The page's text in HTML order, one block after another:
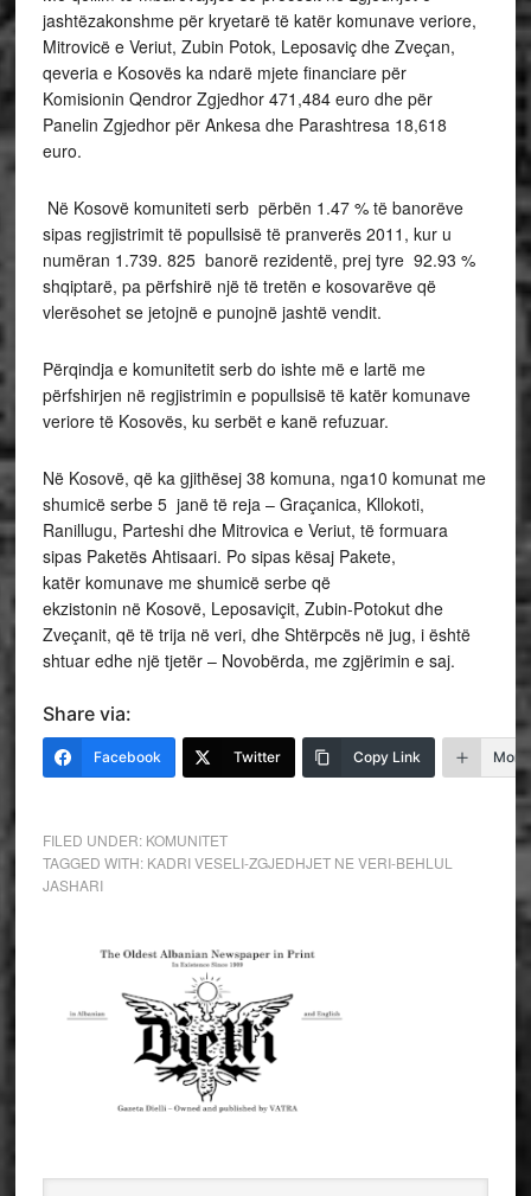
jashtëzakonshme për kryetarë të katër komunave veriore,
Mitrovicë e Veriut, Zubin Potok, Leposaviç dhe Zveçan,
qeveria e Kosovës ka ndarë mjete financiare për
Komisionin Qendror Zgjedhor 471,484 euro dhe për
Panelin Zgjedhor për Ankesa dhe Parashtresa 18,618
euro.
Në Kosovë komuniteti serb përbën 1.47 % të banorëve
sipas regjistrimit të popullsisë të pranverës 2011, kur u
numëran 1.739. 825 banorë rezidentë, prej tyre 92.93 %
shqiptarë, pa përfshirë një të tretën e kosovarëve që
vlerësohet se jetojnë e punojnë jashtë vendit.
Përqindja e komunitetit serb do ishte më e lartë me
përfshirjen në regjistrimin e popullsisë të katër komunave
veriore të Kosovës, ku serbët e kanë refuzuar.
Në Kosovë, që ka gjithësej 38 komuna, nga10 komunat me
shumicë serbe 5 janë të reja – Graçanica, Kllokoti,
Ranillugu, Parteshi dhe Mitrovica e Veriut, të formuara
sipas Paketës Ahtisaari. Po sipas kësaj Pakete,
katër komunave me shumicë serbe që
ekzistonin në Kosovë, Leposaviçit, Zubin-Potokut dhe
Zveçanit, që të trija në veri, dhe Shtërpcës në jug, i është
shtuar edhe një tjetër – Novobërda, me zgjërimin e saj.
Share via:
Facebook Twitter Copy Link More
FILED UNDER: KOMUNITET
TAGGED WITH: KADRI VESELI-ZGJEDHJET NE VERI-BEHLUL
JASHARI